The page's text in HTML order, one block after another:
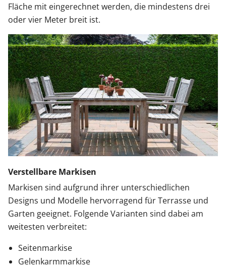
Fläche mit eingerechnet werden, die mindestens drei
oder vier Meter breit ist.
Verstellbare Markisen
Markisen sind aufgrund ihrer unterschiedlichen
Designs und Modelle hervorragend für Terrasse und
Garten geeignet. Folgende Varianten sind dabei am
weitesten verbreitet:
Seitenmarkise
Gelenkarmmarkise